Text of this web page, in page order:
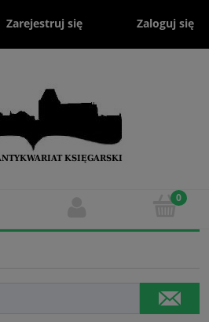
Zarejestruj się Zaloguj się